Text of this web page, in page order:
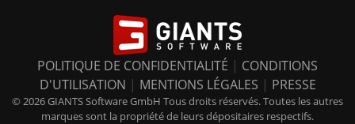
POLITIQUE DE CONFIDENTIALITÉ | CONDITIONS
D'UTILISATION | MENTIONS LÉGALES | PRESSE
© 2026 GIANTS Software GmbH Tous droits réservés. Toutes les autres
marques sont la propriété de leurs dépositaires respectifs.